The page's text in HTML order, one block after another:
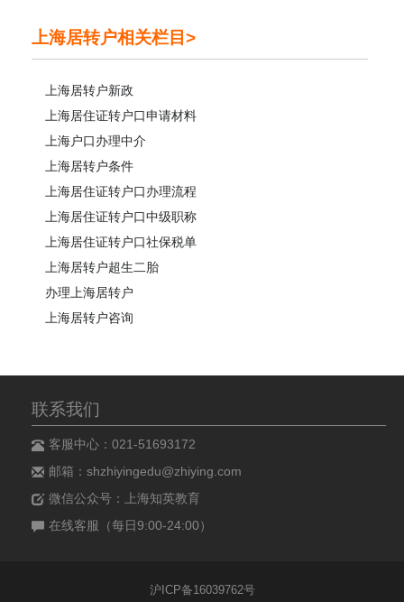
上海居转户相关栏目>
上海居转户新政
上海居住证转户口申请材料
上海户口办理中介
上海居转户条件
上海居住证转户口办理流程
上海居住证转户口中级职称
上海居住证转户口社保税单
上海居转户超生二胎
办理上海居转户
上海居转户咨询
联系我们
客服中心：021-51693172
邮箱：shzhiyingedu@zhiying.com
微信公众号：上海知英教育
在线客服（每日9:00-24:00）
沪ICP备16039762号